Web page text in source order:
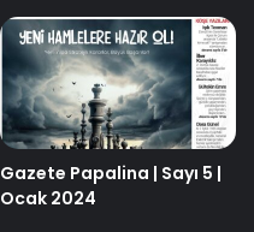
Gazete Papalina | Sayı 5 |
Ocak 2024